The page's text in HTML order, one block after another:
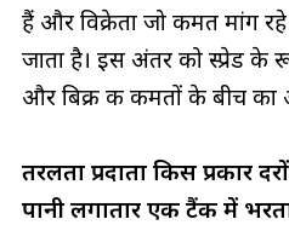
हैं और विक्रेता जो कीमत मांग
जाता है। इस अंतर को स्प्रेड के
और बिक्री की कीमतों के बीच का
तरलता प्रदाता किस प्रकार
पानी लगातार एक टैंक में